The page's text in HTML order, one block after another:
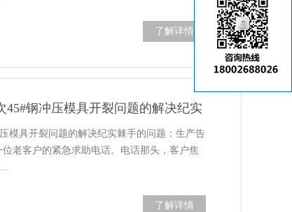
了解详情
钢冲压模具开裂问题的解决纪实
具开裂问题的解决纪实棘手的问题：生产告
老客户的紧急求助电话。电话那头，客户焦
…
了解详情